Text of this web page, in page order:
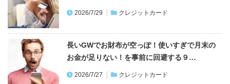
2026/7/29 クレジットカード
長いGWでお財布が空っぽ！使いすぎで月末の
お金が足りない！を事前に回避する９…
2026/7/27 クレジットカード